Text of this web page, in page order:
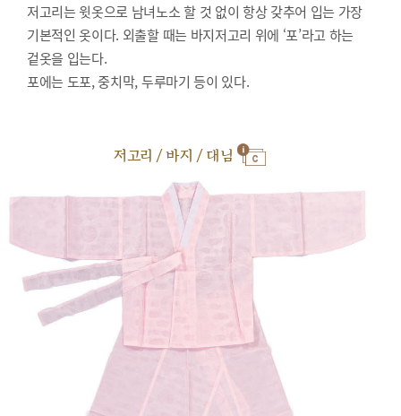
저고리는 윗옷으로 남녀노소 할 것 없이 항상 갖추어 입는 가장
기본적인 옷이다. 외출할 때는 바지저고리 위에 ‘포’라고 하는
겉옷을 입는다.
포에는 도포, 중치막, 두루마기 등이 있다.
저고리 / 바지 / 대님